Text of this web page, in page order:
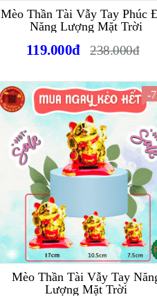
Mèo Thần Tài Vẫy Tay Phúc
Năng Lượng Mặt Trời
119.000đ 238.000đ
-
Mèo Thần Tài Vẫy Tay
Lượng Mặt Trời